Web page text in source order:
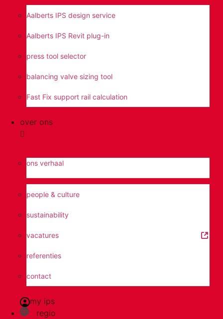
Aalberts IPS design service
Aalberts IPS Revit plug-in
press tool selector
balancing valve sizing tool
Fast Fix support rail calculation
over ons
ons verhaal
people & culture
sustainability
vacatures
referenties
contact
my ips
regio